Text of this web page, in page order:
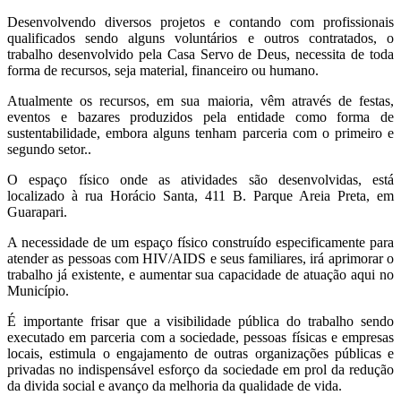
Desenvolvendo diversos projetos e contando com profissionais
qualificados sendo alguns voluntários e outros contratados, o
trabalho desenvolvido pela Casa Servo de Deus, necessita de toda
forma de recursos, seja material, financeiro ou humano.
Atualmente os recursos, em sua maioria, vêm através de festas,
eventos e bazares produzidos pela entidade como forma de
sustentabilidade, embora alguns tenham parceria com o primeiro e
segundo setor..
O espaço físico onde as atividades são desenvolvidas, está
localizado à rua Horácio Santa, 411 B. Parque Areia Preta, em
Guarapari.
A necessidade de um espaço físico construído especificamente para
atender as pessoas com HIV/AIDS e seus familiares, irá aprimorar o
trabalho já existente, e aumentar sua capacidade de atuação aqui no
Município.
É importante frisar que a visibilidade pública do trabalho sendo
executado em parceria com a sociedade, pessoas físicas e empresas
locais, estimula o engajamento de outras organizações públicas e
privadas no indispensável esforço da sociedade em prol da redução
da divida social e avanço da melhoria da qualidade de vida.